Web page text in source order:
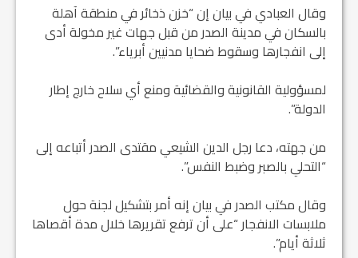
وقال العبادي في بيان إن “خزن ذخائر في منطقة آهلة
بالسكان في مدينة الصدر من قبل جهات غير مخولة أدى
إلى انفجارها وسقوط ضحايا مدنيين أبرياء”.
لمسؤولية القانونية والقضائية ومنع أي سلاح خارج إطار
الدولة”.
من جهته، دعا رجل الدين الشيعي مقتدى الصدر أتباعه إلى
“التحلي بالصبر وضبط النفس”.
وقال مكتب الصدر في بيان إنه أمر بتشكيل لجنة حول
ملابسات الانفجار “على أن ترفع تقريرها خلال مدة أقصاها
ثلاثة أيام”.